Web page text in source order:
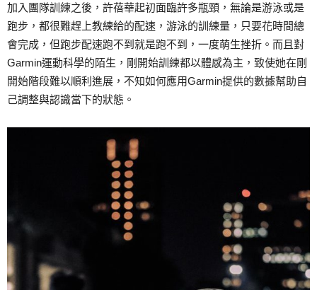
加入團隊訓練之後，許蓓華起初面臨許多瓶頸，無論是游泳或是
跑步，都很難趕上教練給的配速，游泳的訓練量，只要花時間總
會完成，但跑步配速跑不到就是跑不到，一度萌生挫折。而且對
Garmin運動科學的陌生，剛開始訓練都以體感為主，致使她在剛
開始階段難以順利進展，不知如何應用Garmin提供的數據幫助自
己調整與認識當下的狀態。